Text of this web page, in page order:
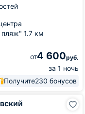
1.7 км
от4 600руб.
за 1 ночь
Получите230 бонусов